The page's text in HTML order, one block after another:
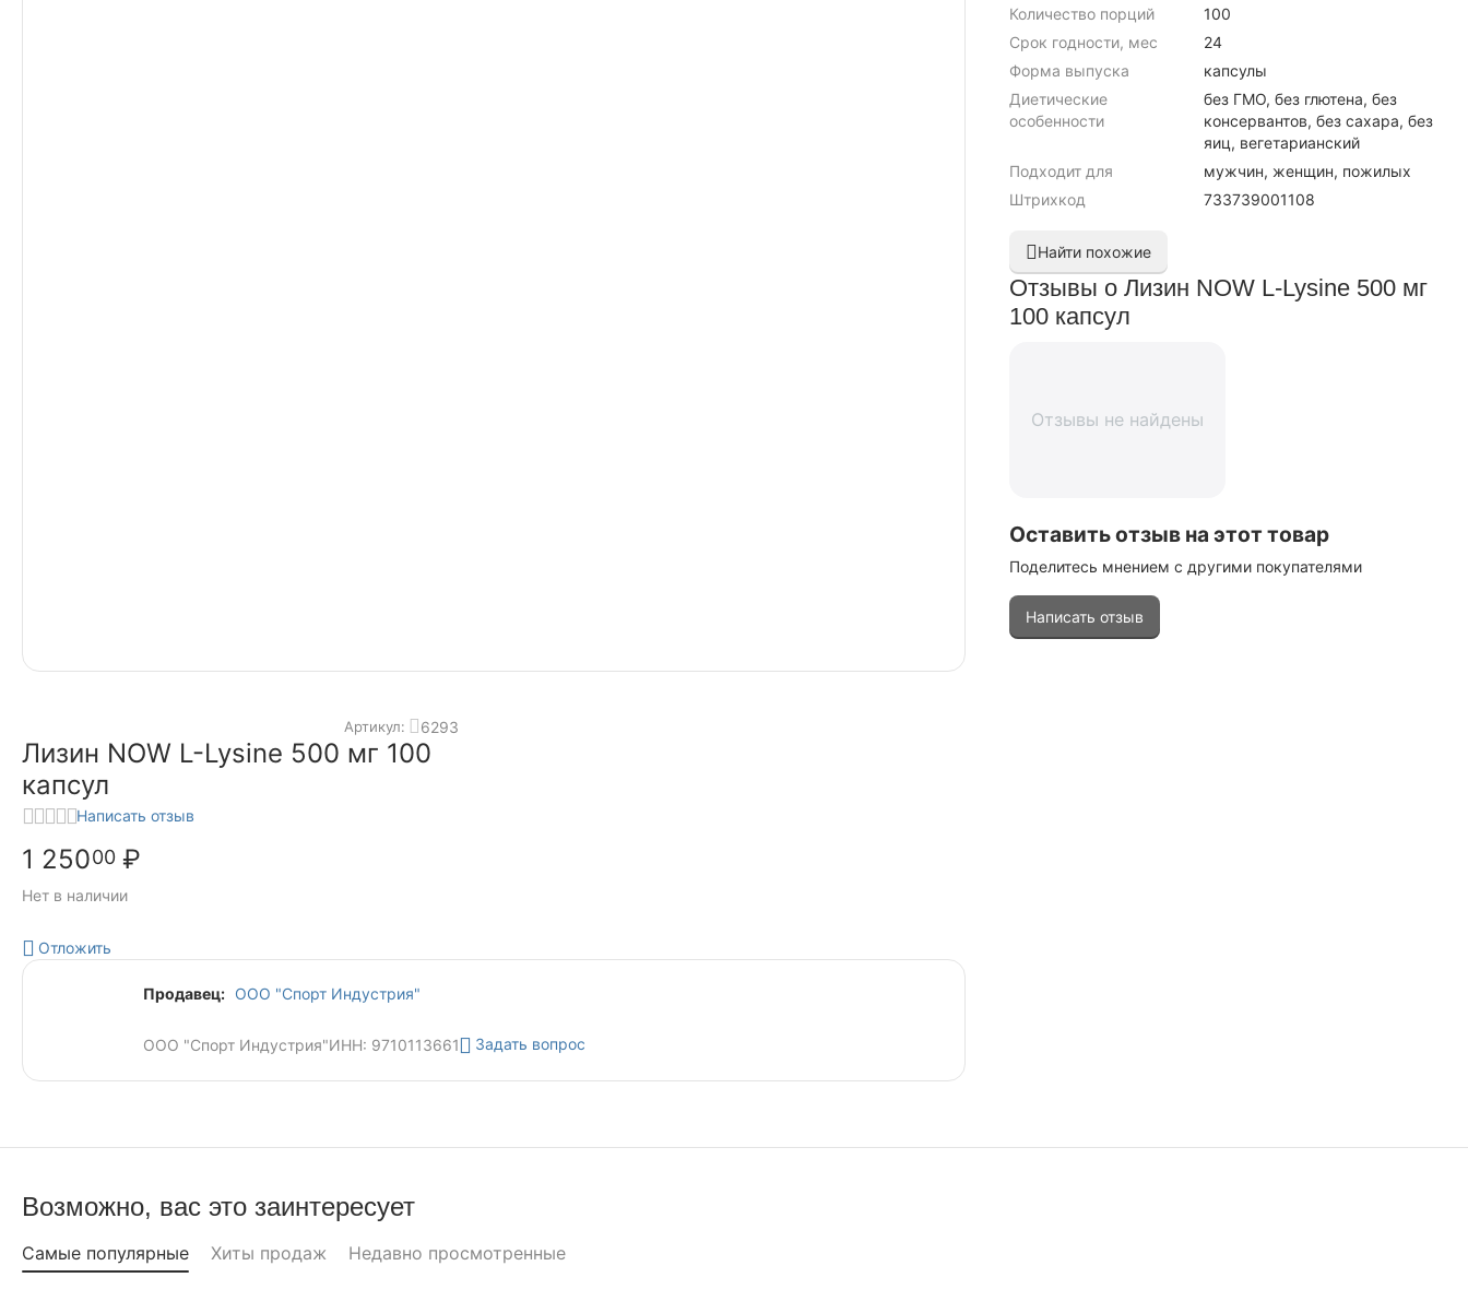
Артикул: 6293
Лизин NOW L-Lysine 500 мг 100
капсул
Написать отзыв
1 25000 ₽
Нет в наличии
Отложить
Продавец: ООО "Спорт Индустрия"
ООО "Спорт Индустрия"ИНН: 9710113661 Задать вопрос
Количество порций
100
Срок годности, мес
24
Форма выпуска
капсулы
Диетические
особенности
без ГМО, без глютена, без
консервантов, без сахара, без
яиц, вегетарианский
Подходит для
мужчин, женщин, пожилых
Штрихкод
733739001108
Найти похожие
Отзывы о Лизин NOW L-Lysine 500 мг
100 капсул
Отзывы не найдены
Оставить отзыв на этот товар
Поделитесь мнением с другими покупателями
Написать отзыв
Возможно, вас это заинтересует
Самые популярные Хиты продаж Недавно просмотренные